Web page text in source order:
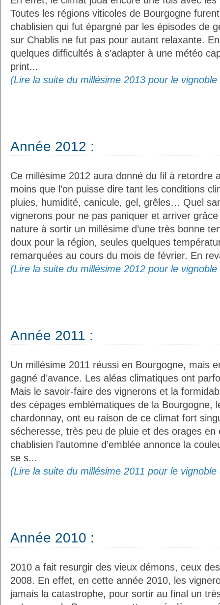
Toutes les régions viticoles de Bourgogne
chablisien qui fut épargné par les épisodes de
sur Chablis ne fut pas pour autant relaxante.
quelques difficultés à s'adapter à une météo
print...
(Lire la suite du millésime 2013 pour le
Année 2012 :
Ce millésime 2012 aura donné du fil à retordre
moins que l’on puisse dire tant les conditions
pluies, humidité, canicule, gel, grêles… Quel
vignerons pour ne pas paniquer et arriver
nature à sortir un millésime d’une très bonne
doux pour la région, seules quelques
remarquées au cours du mois de février. En
(Lire la suite du millésime 2012 pour le
Année 2011 :
Un millésime 2011 réussi en Bourgogne, mais
gagné d’avance. Les aléas climatiques ont
Mais le savoir-faire des vignerons et la
des cépages emblématiques de la Bourgogne,
chardonnay, ont eu raison de ce climat fort
sécheresse, très peu de pluie et des orages en
chablisien l’automne d’emblée annonce la
se s...
(Lire la suite du millésime 2011 pour le
Année 2010 :
2010 a fait resurgir des vieux démons, ceux
2008. En effet, en cette année 2010, les
jamais la catastrophe, pour sortir au final un